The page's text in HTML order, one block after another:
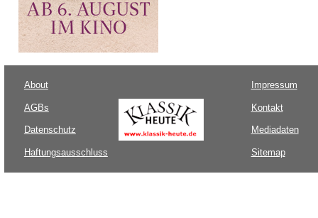
About
AGBs
Datenschutz
Haftungsausschluss
Impressum
Kontakt
Mediadaten
Sitemap